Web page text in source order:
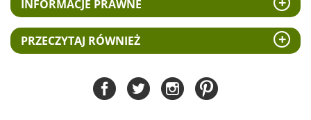
INFORMACJE PRAWNE
PRZECZYTAJ RÓWNIEŻ